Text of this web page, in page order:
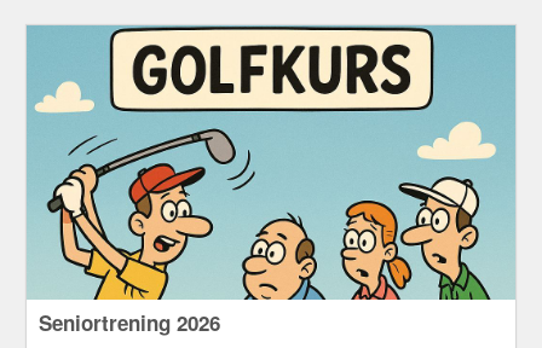
Golfklubb.
Seniortrening 2026